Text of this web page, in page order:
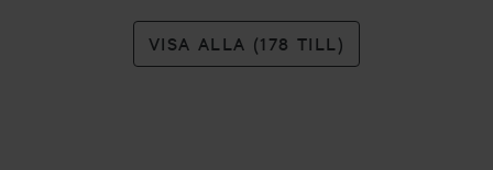
VISA ALLA (178 TILL)